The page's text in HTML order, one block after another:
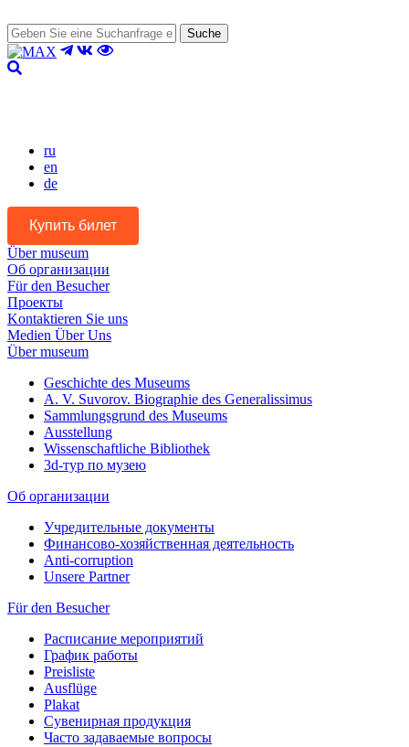
Suche
ru
en
de
Купить билет
Über museum
Об организации
Für den Besucher
Проекты
Kontaktieren Sie uns
Medien Über Uns
Über museum
Geschichte des Museums
A. V. Suvorov. Biographie des Generalissimus
Sammlungsgrund des Museums
Ausstellung
Wissenschaftliche Bibliothek
3d-тур по музею
Об организации
Учредительные документы
Финансово-хозяйственная деятельность
Anti-corruption
Unsere Partner
Für den Besucher
Расписание мероприятий
График работы
Preisliste
Ausflüge
Plakat
Сувенирная продукция
Часто задаваемые вопросы